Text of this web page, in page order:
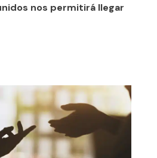
nos permitirá llegar